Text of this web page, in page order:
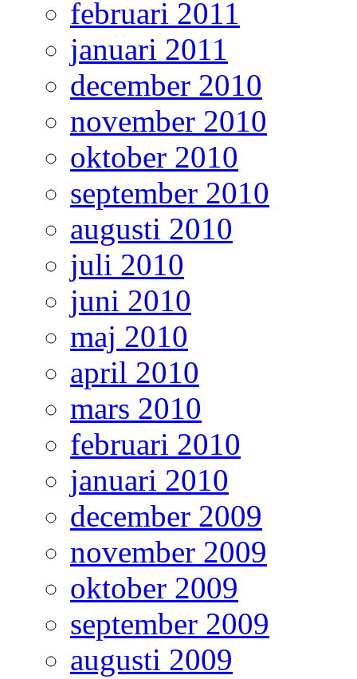
februari 2011
januari 2011
december 2010
november 2010
oktober 2010
september 2010
augusti 2010
juli 2010
juni 2010
maj 2010
april 2010
mars 2010
februari 2010
januari 2010
december 2009
november 2009
oktober 2009
september 2009
augusti 2009